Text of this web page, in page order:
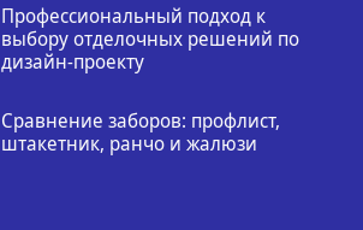
Профессиональный подход к
выбору отделочных решений по
дизайн-проекту
Сравнение заборов: профлист,
штакетник, ранчо и жалюзи